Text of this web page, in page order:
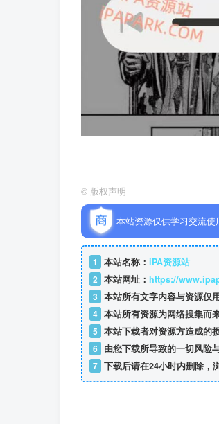
© 版权声明
本站资源仅供学习交流使
1 本站名称： iPA资源站
2 本站网址： https://
3 本站所有文字内容与资源仅
4 本站所有资源为网络搜集而
5 本站下载者对资源方造成的
6 由您下载所导致的一切风险
7 下载后请在24小时内删除，